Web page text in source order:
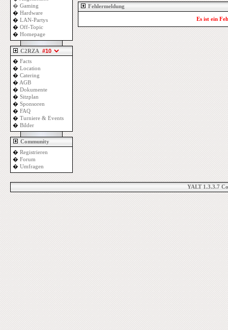
� Gaming
� Hardware
� LAN-Partys
� Off-Topic
� Homepage
C2RZA
� Facts
� Location
� Catering
� AGB
� Dokumente
� Sitzplan
� Sponsoren
� FAQ
� Turniere & Events
� Bilder
Community
� Registrieren
� Forum
� Umfragen
Fehlermeldung
Es ist ein
YALT 1.3.3.7